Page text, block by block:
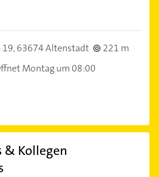
19,63674 Altenstadt
221 m
Montag um 08:00
& Kollegen